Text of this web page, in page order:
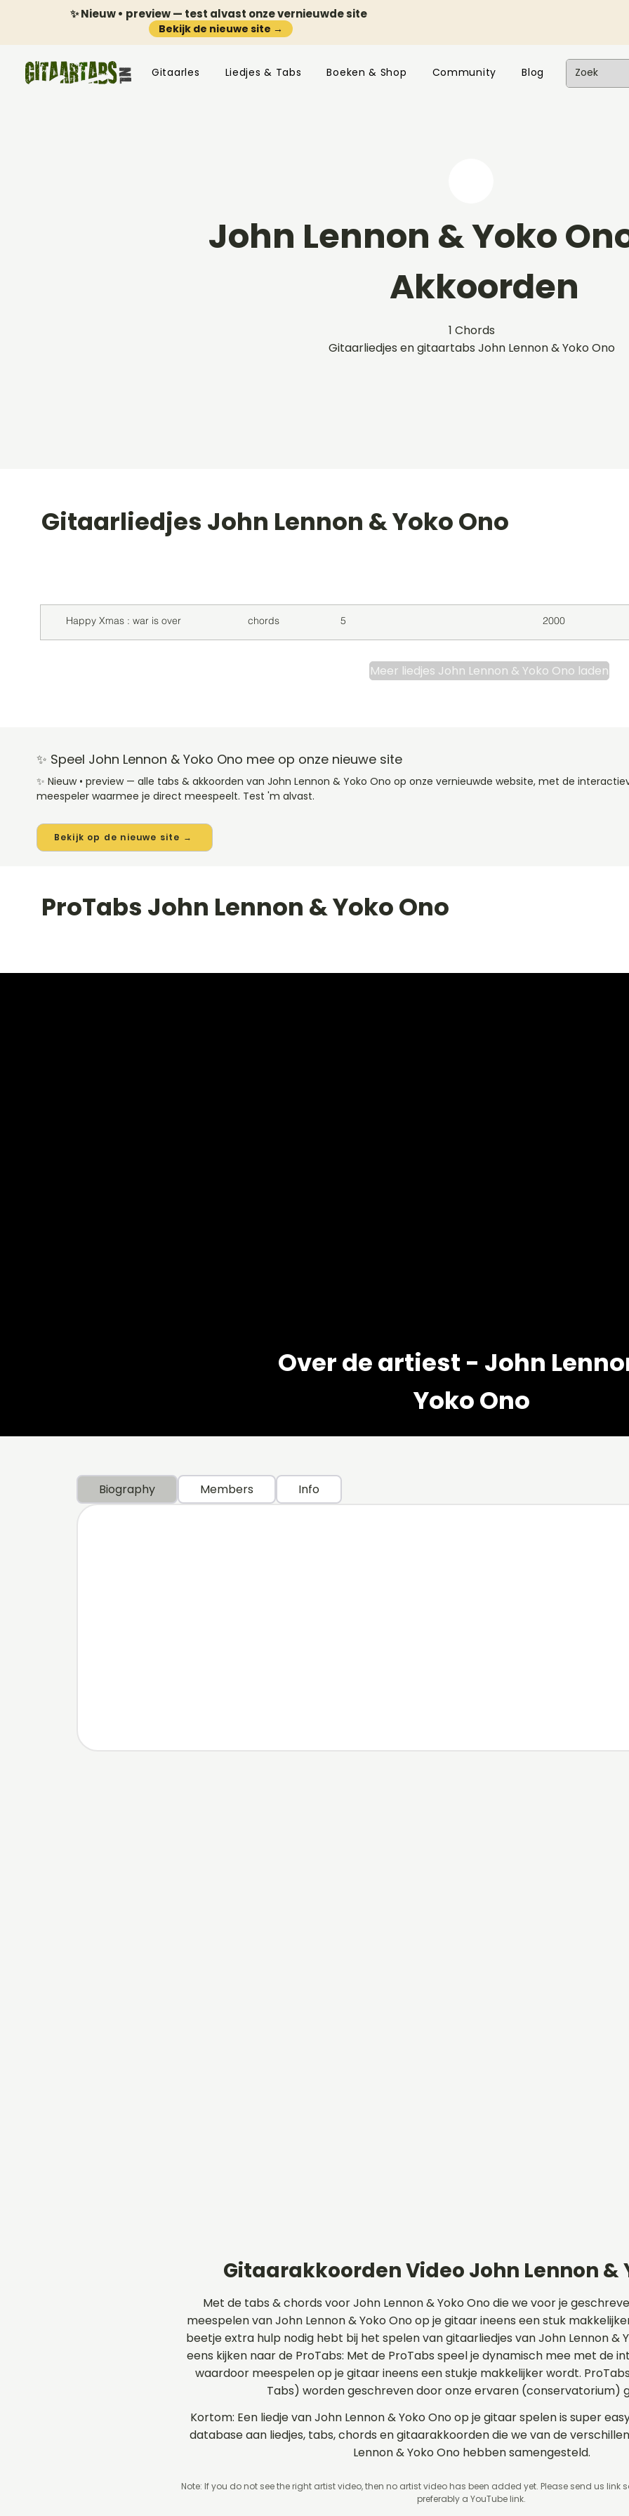
✨ Nieuw • preview — test alvast onze vernieuwde site
Bekijk de nieuwe site →
Gitaarles Liedjes & Tabs Boeken & Shop Community Blog
John Lennon & Yoko
Akkoorden
1 Chords
Gitaarliedjes en gitaartabs John Lennon & Yoko Ono
Gitaarliedjes John Lennon & Yoko Ono
Happy Xmas : war is over chords 5 2000
Meer liedjes John Lennon & Yoko Ono laden
✨ Speel John Lennon & Yoko Ono mee op onze nieuwe site
✨ Nieuw • preview — alle tabs & akkoorden van John Lennon & Yoko Ono op onze vernieuwde website, met de
meespeler waarmee je direct meespeelt. Test 'm alvast.
Bekijk op de nieuwe site →
ProTabs John Lennon & Yoko Ono
Over de artiest - John
Yoko Ono
Biography Members Info
Gitaarakkoorden Video John Lennon &
Met de tabs & chords voor John Lennon & Yoko Ono die we voor je
meespelen van John Lennon & Yoko Ono op je gitaar ineens een stuk
beetje extra hulp nodig hebt bij het spelen van gitaarliedjes van John Lennon &
eens kijken naar de ProTabs: Met de ProTabs speel je dynamisch mee met de
waardoor meespelen op je gitaar ineens een stukje makkelijker wordt.
Tabs) worden geschreven door onze ervaren (conservatorium)
Kortom: Een liedje van John Lennon & Yoko Ono op je gitaar spelen is super
database aan liedjes, tabs, chords en gitaarakkoorden die we van de
Lennon & Yoko Ono hebben samengesteld.
Note: If you do not see the right artist video, then no artist video has been added yet. Please send us link
preferably a YouTube link.